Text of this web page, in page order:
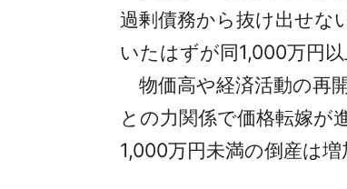
過剰債務から抜け出せな
いたはずが同1,000万円
物価高や経済活動の再
との力関係で価格転嫁が
1,000万円未満の倒産は